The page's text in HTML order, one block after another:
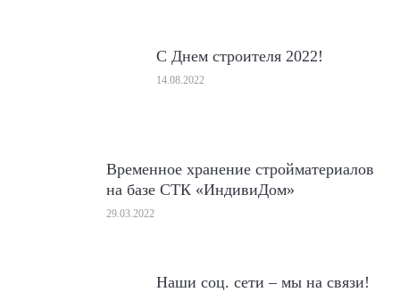
С Днем строителя 2022!
14.08.2022
Временное хранение стройматериалов
на базе СТК «ИндивиДом»
29.03.2022
Наши соц. сети – мы на связи!